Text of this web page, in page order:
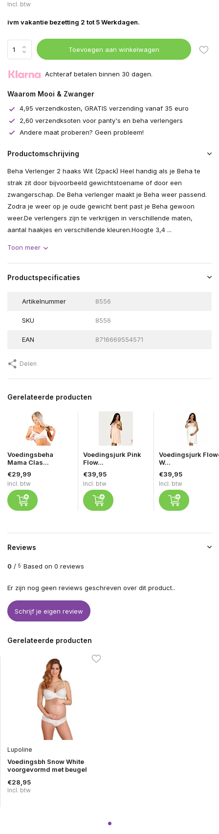
Incl. btw
ivm vakantie bezetting 2 tot 5 Werkdagen.
Toevoegen aan winkelwagen
Achteraf betalen binnen 30 dagen.
Waarom Mooi & Zwanger
4,95 verzendkosten, GRATIS verzending vanaf 35 euro
2,60 verzendksoten voor panty's en beha verlengers
Andere maat proberen? Geen probleem!
Productomschrijving
Beha Verlenger 2 haaks Wit (2pack) Heel handig als je Beha te
strak zit door bijvoorbeeld gewichtstoename of door een
zwangerschap. De Beha verlenger maakt je Beha weer passend.
Zodra je weer op je oude gewicht bent past je Beha gewoon
weer.De verlengers zijn te verkrijgen in verschillende maten,
aantal haakjes en verschillende kleuren.Hoogte 3,4 ...
Toon meer
Productspecificaties
Artikelnummer 8556
SKU 8556
EAN 8716669554571
Delen
Gerelateerde producten
Voedingsbeha
Mama Clas...
€29,99
Incl. btw
Voedingsjurk Pink
Flow...
€39,95
Incl. btw
Voedingsjurk
W...
€39,95
Incl. btw
Reviews
0 / 5 Based on 0 reviews
Er zijn nog geen reviews geschreven over dit product..
Schrijf je eigen review
Gerelateerde producten
Lupoline
Voedingsbh Snow White
voorgevormd met beugel
€28,95
Incl. btw